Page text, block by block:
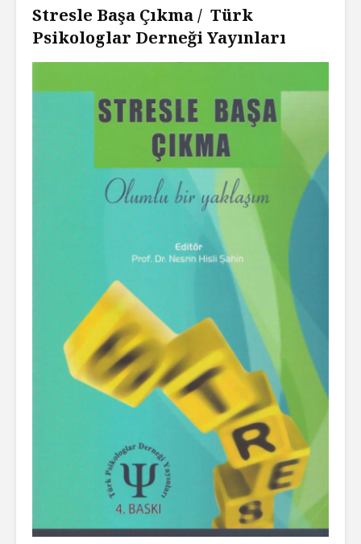
Stresle Başa Çıkma / Türk
Psikologlar Derneği Yayınları